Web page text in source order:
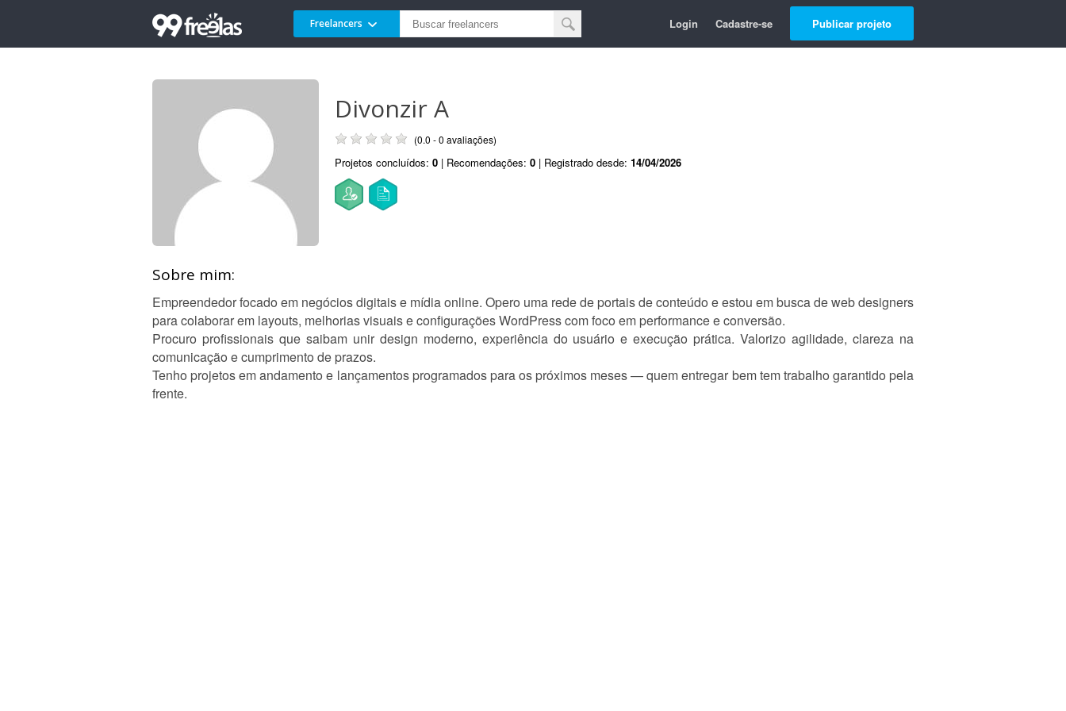
Freelancers Login Cadastre-se Publicar projeto
Divonzir A
(0.0 - 0 avaliações)
Projetos concluídos: 0 | Recomendações: 0 | Registrado desde: 14/04/2026
Sobre mim:
Empreendedor focado em negócios digitais e mídia online. Opero uma rede de portais de conteúdo e estou em busca de web designers
para colaborar em layouts, melhorias visuais e configurações WordPress com foco em performance e conversão.
Procuro profissionais que saibam unir design moderno, experiência do usuário e execução prática. Valorizo agilidade, clareza na
comunicação e cumprimento de prazos.
Tenho projetos em andamento e lançamentos programados para os próximos meses — quem entregar bem tem trabalho garantido pela
frente.